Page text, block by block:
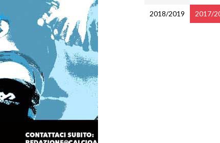
2018/2019 2017/